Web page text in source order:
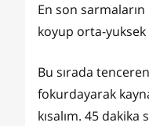
En son
koyup orta-yuksek
Bu sırada
fokurdayarak
kısalım. 45